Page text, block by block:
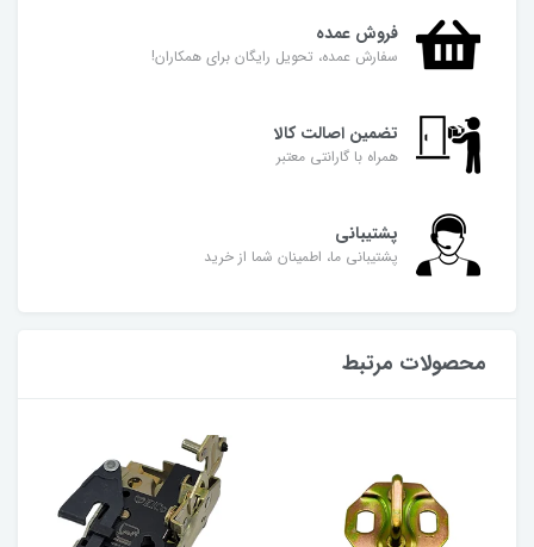
فروش عمده
سفارش عمده، تحویل رایگان برای همکاران!
تضمین اصالت کالا
همراه با گارانتی معتبر
پشتیبانی
پشتیبانی ما، اطمینان شما از خرید
محصولات مرتبط